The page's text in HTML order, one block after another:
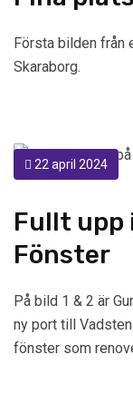
Första bilden från
Skaraborg.
22 april 2024
Fullt upp
Fönster
På bild 1 & 2 är
ny port till
fönster som